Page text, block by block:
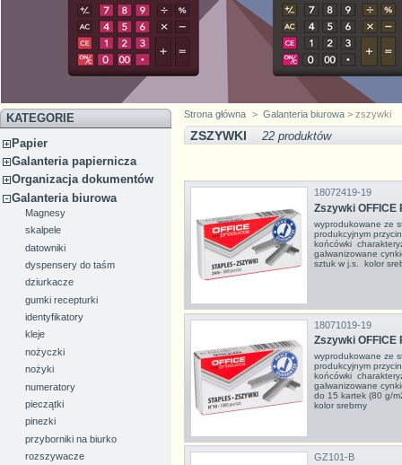
KATEGORIE
Papier
Galanteria papiernicza
Organizacja dokumentów
Galanteria biurowa
Magnesy
skalpele
datowniki
dyspensery do taśm
dziurkacze
gumki recepturki
identyfikatory
kleje
nożyczki
nożyki
numeratory
pieczątki
pinezki
przyborniki na biurko
rozszywacze
Strona główna > Galanteria biurowa > zszywki
ZSZYWKI 22 produktów
18072419-19
Zszywki OFFICE
wyprodukowane ze
produkcyjnym
końcówki
galwanizowane
sztuk w j.s. kolor
18071019-19
Zszywki OFFICE
wyprodukowane ze
produkcyjnym
końcówki
galwanizowane
do 15 kartek (80 g/
kolor srebrny
GZ101-B